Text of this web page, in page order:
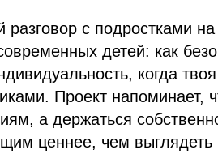
с подростками
детей: как
когда
Проект напоминает,
а держаться
ценнее, чем